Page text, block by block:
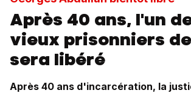
Après 40 ans, l'un
vieux prisonniers
sera libéré
Après 40 ans d'incarcération, la